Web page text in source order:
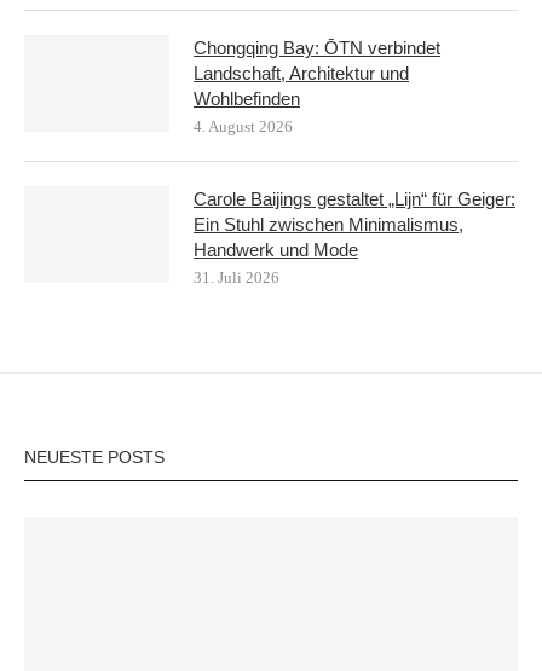
Chongqing Bay: ŌTN verbindet
Landschaft, Architektur und
Wohlbefinden
4. August 2026
Carole Baijings gestaltet „Lijn“ für Geiger:
Ein Stuhl zwischen Minimalismus,
Handwerk und Mode
31. Juli 2026
NEUESTE POSTS